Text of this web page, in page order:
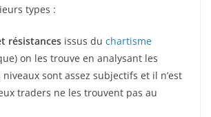
types :
résistances issus du chartisme
on les trouve en analysant les
sont assez subjectifs et il n’est
traders ne les trouvent pas au